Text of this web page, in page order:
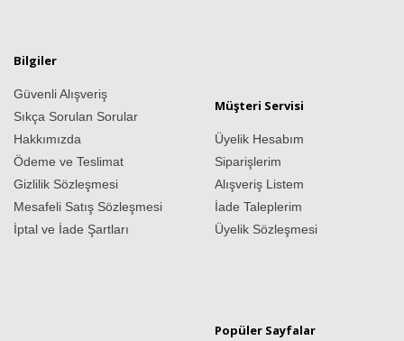
Bilgiler
Güvenli Alışveriş
Sıkça Sorulan Sorular
Hakkımızda
Ödeme ve Teslimat
Gizlilik Sözleşmesi
Mesafeli Satış Sözleşmesi
İptal ve İade Şartları
Müşteri Servisi
Üyelik Hesabım
Siparişlerim
Alışveriş Listem
İade Taleplerim
Üyelik Sözleşmesi
Popüler Sayfalar